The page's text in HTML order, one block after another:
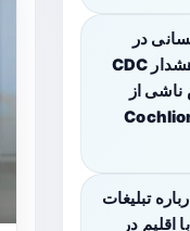
در
مکزیک ۲۰۲۵–۲۰۲۶: هشدار CDC
ناشی از
تبلیغات
اقلیم در